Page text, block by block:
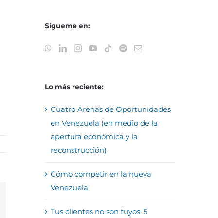
Sígueme en:
Lo más reciente:
Cuatro Arenas de Oportunidades
en Venezuela (en medio de la
apertura económica y la
reconstrucción)
Cómo competir en la nueva
Venezuela
Tus clientes no son tuyos: 5